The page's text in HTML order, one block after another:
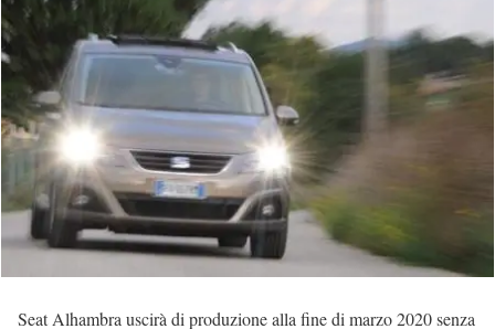
Seat Alhambra uscirà di produzione alla fine di marzo 2020 senza